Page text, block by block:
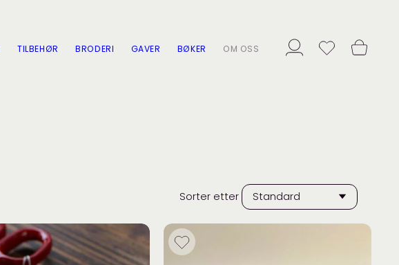
TILBEHØR BRODERI GAVER BØKER OM OSS
Sorter etter